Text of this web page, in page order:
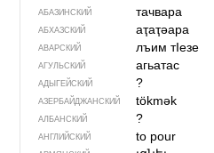
АБАЗИНСКИЙ тачвара
АБХАЗСКИЙ аҭаҭәара
АВАРСКИЙ лъим тIезе
АГУЛЬСКИЙ агьатас
АДЫГЕЙСКИЙ ?
АЗЕРБАЙДЖАН­СКИЙ tökmək
АЛБАНСКИЙ ?
АНГЛИЙСКИЙ to pour